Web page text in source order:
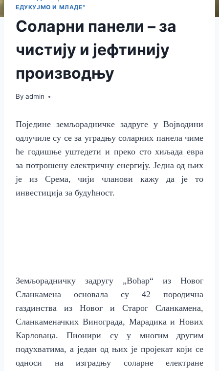
ЕДУКУЈМО И МЛАДЕ"
Соларни панели – за
чистију и јефтинију
производњу
By admin
Поједине земљорадничке задруге у Војводини
одлучиле су се за уградњусоларних панела чиме
ће годишње уштедети и преко сто хиљада евра
за потрошену електричну енергију. Једна од њих
је из Срема, чији чланови кажу да је то
инвестиција за будућност.
Земљорадничку задругу „Воћар“ из Новог
Сланкамена основала су 42 породична
газдинства из Новог и Старог Сланкамена,
Сланкаменачких Винограда, Марадика и Нових
Карловаца.Пионири суу многим другим
подухватима, а један од њих је пројекат који се
односи на изградњу соларне електране